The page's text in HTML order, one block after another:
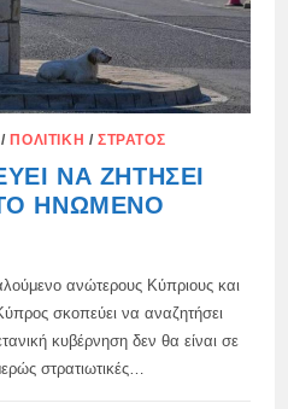
/ΠΟΛΙΤΙΚΉ /ΣΤΡΑΤΌΣ
ΝΑ ΖΗΤΉΣΕΙ
ΗΝΩΜΈΝΟ
ανώτερους Κύπριους και
σκοπεύει να αναζητήσει
κυβέρνηση δεν θα είναι σε
στρατιωτικές…